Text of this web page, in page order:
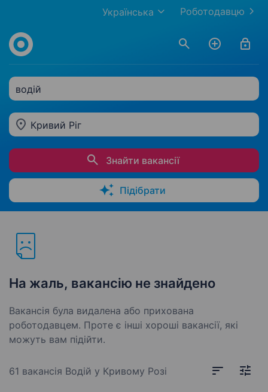
Роботодавцю
Українська
водій
Кривий Ріг
Знайти вакансії
Підібрати
На жаль, вакансію не знайдено
Вакансія була видалена або прихована
роботодавцем. Проте є інші хороші вакансії, які
можуть вам підійти.
61 вакансія Водій у Кривому Розі